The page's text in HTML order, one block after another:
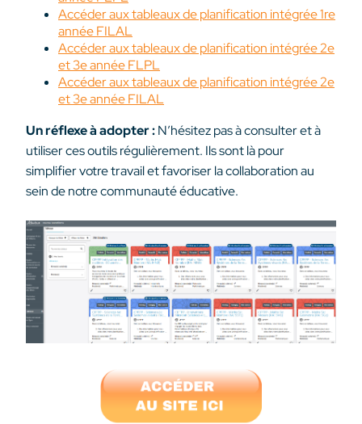
Accéder aux tableaux de planification intégrée 1re
année FILAL
Accéder aux tableaux de planification intégrée 2e
et 3e année FLPL
Accéder aux tableaux de planification intégrée 2e
et 3e année FILAL
Un réflexe à adopter :N’hésitez pas à consulter et à
utiliser ces outils régulièrement. Ils sont là pour
simplifier votre travail et favoriser la collaboration au
sein de notre communauté éducative.